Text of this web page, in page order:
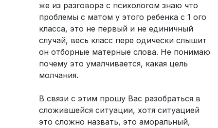
же из разговора с психологом знаю что
проблемы с матом у этого ребенка с 1 ого
класса, это не первый и не единичный
случай, весь класс пере одически слышит
он отборные матерные слова. Не понимаю
почему это умалчивается, какая цель
молчания.
В связи с этим прошу Вас разобраться в
сложившейся ситуации, хотя ситуацией
это сложно назвать, это аморальный,